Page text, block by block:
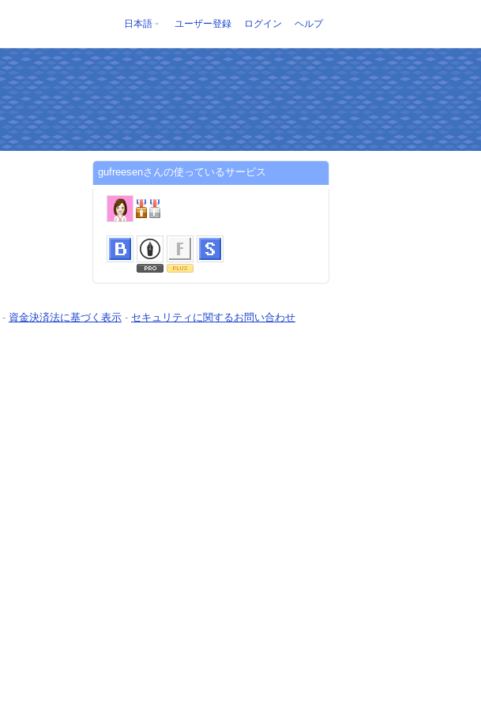
日本語 ユーザー登録 ログイン ヘルプ
gufreesenさんの使っているサービス
- 資金決済法に基づく表示 - セキュリティに関するお問い合わせ